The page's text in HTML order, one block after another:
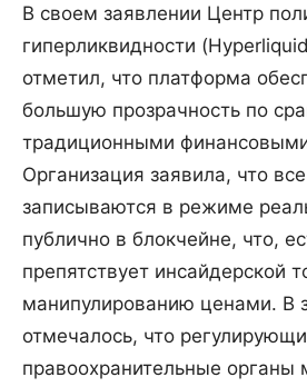
В своем заявлении Центр
гиперликвидности
отметил, что платформа
большую прозрачность по
традиционными
Организация заявила, что
записываются в режиме
публично в блокчейне, что,
препятствует инсайдерской
манипулированию ценами. В
отмечалось, что
правоохранительные органы